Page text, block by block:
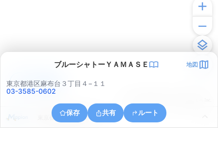
ブルーシャトーＹＡＭＡＳＥ 地図
東京都港区麻布台３丁目４−１１
03-3585-0602
保存 共有 ルート
東京都中央区晴海５丁目
アプリで見る